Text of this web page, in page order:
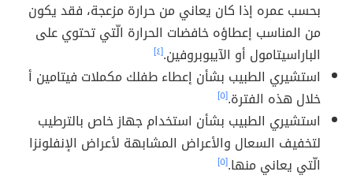
بحسب عمره إذا كان يعاني من حرارة مزعجة، فقد يكون
من المناسب إعطاؤه خافضات الحرارة الّتي تحتوي على
الباراسيتامول أو الآيبوبروفين.[٤]
استشيري الطبيب بشأن إعطاء طفلك مكملات فيتامين أ
خلال هذه الفترة.[٥]
استشيري الطبيب بشأن استخدام جهاز خاص بالترطيب
لتخفيف السعال والأعراض المشابهة لأعراض الإنفلونزا
الّتي يعاني منها.[٥]